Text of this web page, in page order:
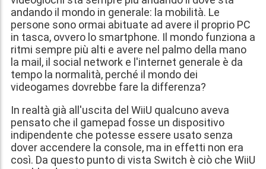
andando il mondo in generale: la mobilità. Le
persone sono ormai abituate ad avere il proprio PC
in tasca, ovvero lo smartphone. Il mondo funziona a
ritmi sempre più alti e avere nel palmo della mano
la mail, il social network e l'internet generale è da
tempo la normalità, perché il mondo dei
videogames dovrebbe fare la differenza?
In realtà già all'uscita del WiiU qualcuno aveva
pensato che il gamepad fosse un dispositivo
indipendente che potesse essere usato senza
dover accendere la console, ma in effetti non era
così. Da questo punto di vista Switch è ciò che WiiU